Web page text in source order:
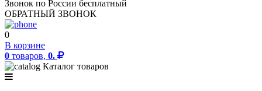
Звонок по России бесплатный
ОБРАТНЫЙ ЗВОНОК
0
В корзине
0 товаров, 0.
Каталог товаров